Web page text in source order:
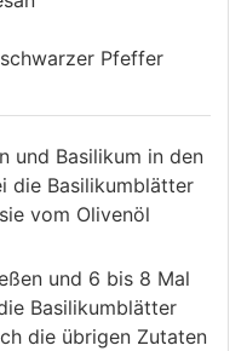
Pfeffer
und Basilikum in den
die Basilikumblätter
vom Olivenöl
und 6 bis 8 Mal
Basilikumblätter
die übrigen Zutaten